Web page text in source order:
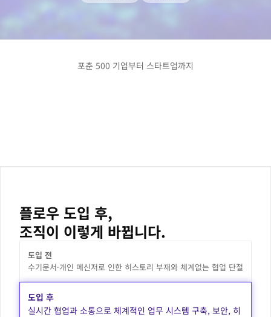
포춘 500 기업부터 스타트업까지
플로우 도입 후,
조직이 이렇게 바뀝니다.
도입 전
수기문서·개인 메신저로 인한 히스토리 부재와 체계없는 협업 단절
도입 후
실시간 협업과 소통으로 체계적인 업무 시스템 구축, 보안, 히